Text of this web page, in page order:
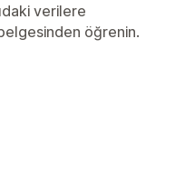
verilere
öğrenin.